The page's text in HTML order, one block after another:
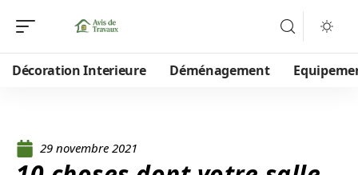
Décoration Interieure Déménagement
29 novembre 2021